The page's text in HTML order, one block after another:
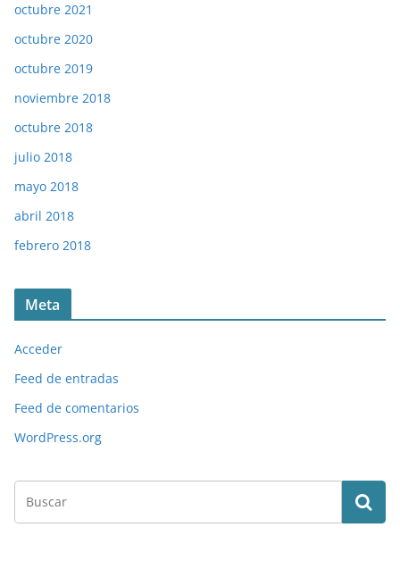
octubre 2021
octubre 2020
octubre 2019
noviembre 2018
octubre 2018
julio 2018
mayo 2018
abril 2018
febrero 2018
Meta
Acceder
Feed de entradas
Feed de comentarios
WordPress.org